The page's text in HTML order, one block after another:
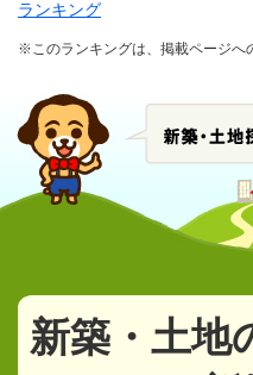
ランキング
※このランキングは、掲載ページへ
新築・土地